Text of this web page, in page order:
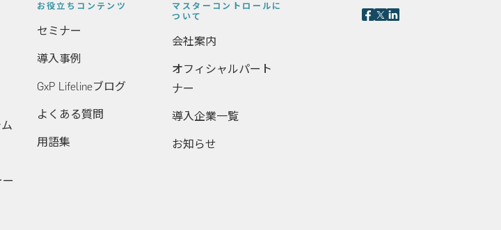
お役立ちコンテンツ
セミナー
導入事例
GxP Lifelineブログ
よくある質問
用語集
マスターコントロールに
ついて
会社案内
オフィシャルパート
ナー
導入企業一覧
お知らせ